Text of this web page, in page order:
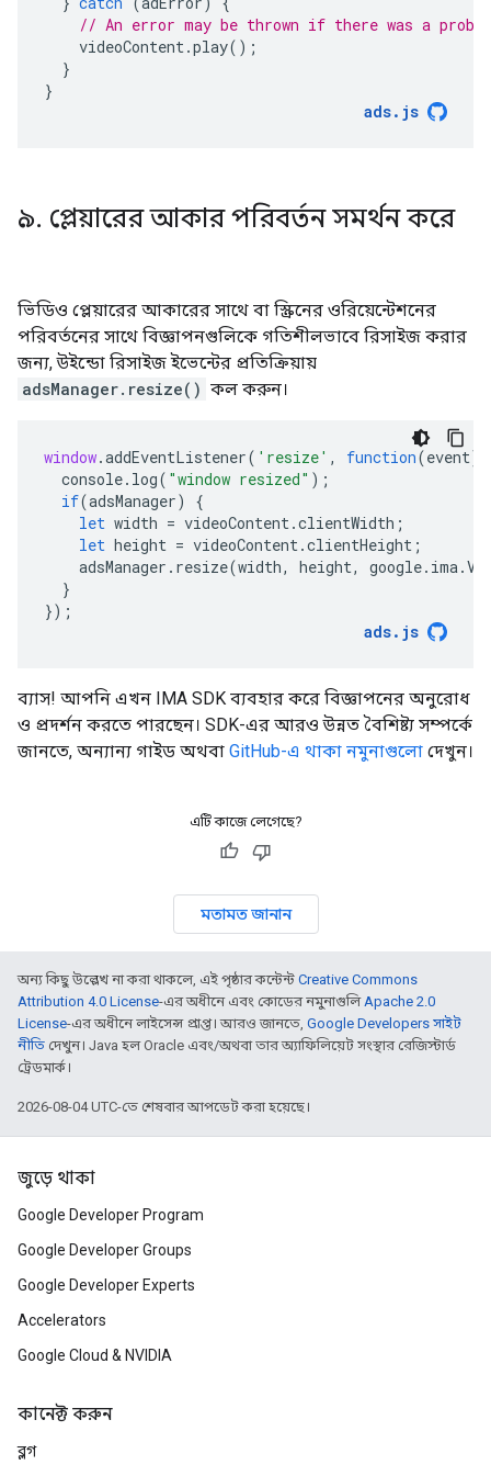
// An error may be thrown if there was a
videoContent.play();
}
}
ads. js
৯. প্লেয়ারের আকার পরিবর্তন সমর্থন করে
ভিডিও প্লেয়ারের আকারের সাথে বা স্ক্রিনের ওরিয়েন্টেশনের
পরিবর্তনের সাথে বিজ্ঞাপনগুলিকে গতিশীলভাবে রিসাইজ করার
জন্য, উইন্ডো রিসাইজ ইভেন্টের প্রতিক্রিয়ায়
adsManager.resize() কল করুন।
window.addEventListener( 'resize' , function(event)
console. log( "window resized" );
if(adsManager)
{
let width = videoContent.clientWidth ;
let height = videoContent.clientHeight ;
adsManager . resize(width, height, google. ima.
}
});
ads. js
ব্যাস! আপনি এখন IMA SDK ব্যবহার করে বিজ্ঞাপনের অনুরোধ
ও প্রদর্শন করতে পারছেন। SDK-এর আরও উন্নত বৈশিষ্ট্য সম্পর্কে
জানতে, অন্যান্য গাইড অথবা GitHub-এ থাকা নমুনাগুলো দেখুন।
এটি কাজে লেগেছে?
মতামত জানান
অন্য কিছু উল্লেখ না করা থাকলে, এই পৃষ্ঠার কন্টেন্ট Creative Commons
Attribution 4.0 License-এর অধীনে এবং কোডের নমুনাগুলিApache 2.0
License-এর অধীনে লাইসেন্স প্রাপ্ত। আরও জানতে, Google Developers সাইট
নীতি দেখুন। Java হল Oracle এবং/অথবা তার অ্যাফিলিয়েট সংস্থার রেজিস্টার্ড
ট্রেডমার্ক।
2026-08-04 UTC-তে শেষবার আপডেট করা হয়েছে।
জুড়ে থাকা
Google Developer Program
Google Developer Groups
Google Developer Experts
Accelerators
Google Cloud & NVIDIA
কানেক্ট করুন
ব্লগ